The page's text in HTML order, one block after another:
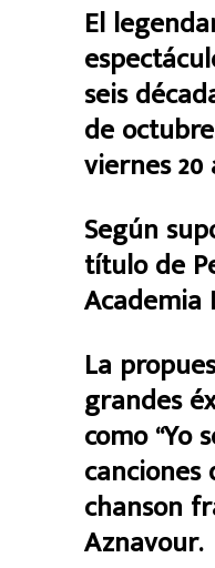
El
seis
de
viernes
Según
título de
Academia
La
grandes
como “Yo
canciones
chanson
Aznavour.